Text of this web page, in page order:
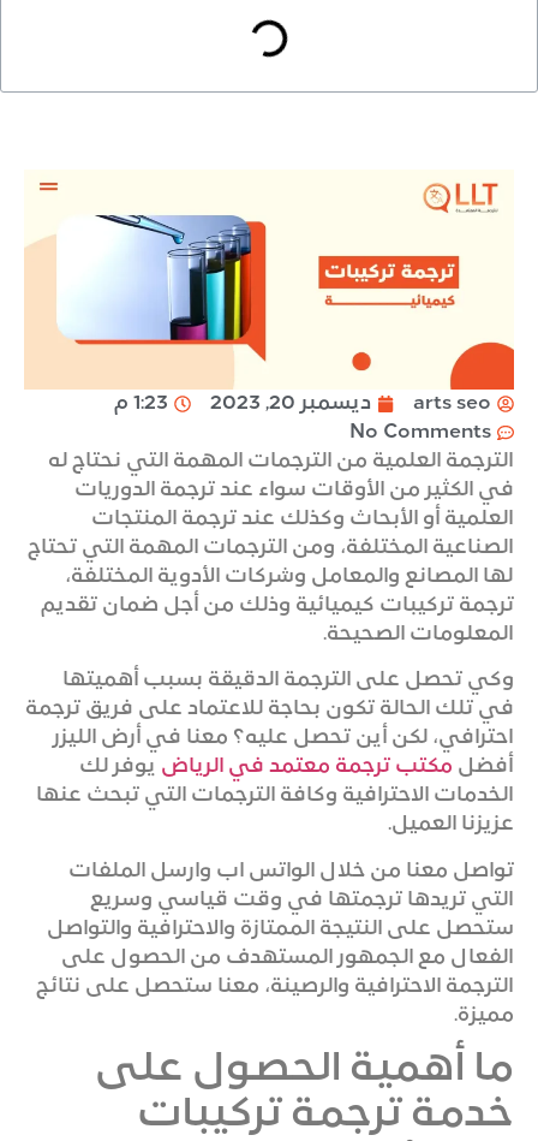
arts seo ديسمبر 20, 2023
1:23 م
No Comments
الترجمة العلمية من الترجمات المهمة التي نحتاج له
في الكثير من الأوقات سواء عند ترجمة الدوريات
العلمية أو الأبحاث وكذلك عند ترجمة المنتجات
الصناعية المختلفة، ومن الترجمات المهمة التي تحتاج
لها المصانع والمعامل وشركات الأدوية المختلفة،
ترجمة تركيبات كيميائية وذلك من أجل ضمان تقديم
المعلومات الصحيحة.
وكي تحصل على الترجمة الدقيقة بسبب أهميتها
في تلك الحالة تكون بحاجة للاعتماد على فريق ترجمة
احترافي، لكن أين تحصل عليه؟ معنا في أرض الليزر
أفضل مكتب ترجمة معتمد في الرياض يوفر لك
الخدمات الاحترافية وكافة الترجمات التي تبحث عنها
عزيزنا العميل.
تواصل معنا من خلال الواتس اب وارسل الملفات
التي تريدها ترجمتها في وقت قياسي وسريع
ستحصل على النتيجة الممتازة والاحترافية والتواصل
الفعال مع الجمهور المستهدف من الحصول على
الترجمة الاحترافية والرصينة، معنا ستحصل على نتائج
مميزة.
ما أهمية الحصول على
خدمة ترجمة تركيبات